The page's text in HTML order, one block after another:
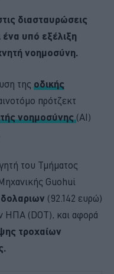
διασταυρώσεις
υπό εξέλιξη
νοημοσύνη.
της οδικής
πρότζεκτ
νοημοσύνης(AI)
του Τμήματος
Guohui
δολαριων (92.142 ευρώ)
ΗΠΑ (DOT), και αφορά
τροχαίων